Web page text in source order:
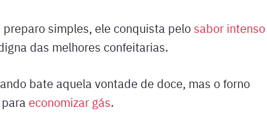
simples, ele conquista pelo sabor intenso
das melhores confeitarias.
bate aquela vontade de doce, mas o forno
economizar gás.